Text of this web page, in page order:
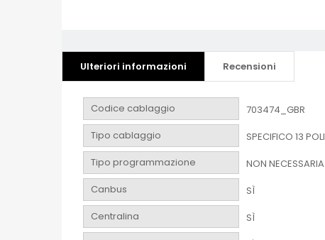
Ulteriori informazioni Recensioni
Codice cablaggio
703474_GBR
Tipo cablaggio
SPECIFICO 13 POLI
Tipo programmazione
NON NECESSARIA
Canbus
SÌ
Centralina
SÌ